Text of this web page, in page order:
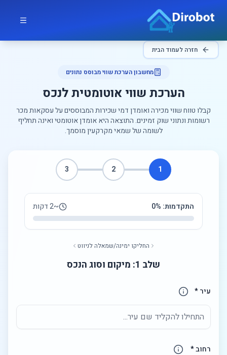
דירובוט
חזרה לעמוד הבית
מחשבון הערכת שווי מבוסס נתונים
הערכת שווי אוטומטית לנכס
קבלו טווח שווי מכירה ואומדן דמי שכירות המבוססים על עסקאות מכר
רשומות ונתוני שוק זמינים. התוצאה היא אומדן אוטומטי ואינה תחליף
לשומה של שמאי מקרקעין מוסמך.
חשבו את שווי ודמי השכירות של הנכס
1
2
3
התקדמות: 0% ~2 דקות
החליקו ימינה/שמאלה לניווט
שלב 1: מיקום וסוג הנכס
עיר *
רחוב *